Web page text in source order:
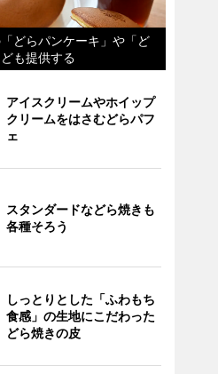
どらパンケーキ」や「ど
も提供する
アイスクリームやホイップ
クリームをはさむどらパフ
ェ
スタンダードなどら焼きも
各種そろう
しっとりとした「ふわもち
食感」の生地にこだわった
どら焼きの皮